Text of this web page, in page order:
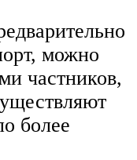
можно
частников,
более